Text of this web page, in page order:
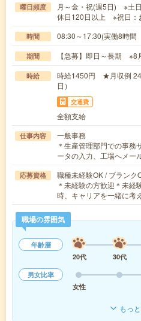
曜日頻度
月～金・祝(週5日) ※土
休日120日以上 ※祝日：
時間 08:30～17:30(実働8時
期間 【急募】即日～長期 ※8
時給
時給1450円 ★月収例
日）
交通費
全額支給
仕事内容
一般事務
＊生産管理部門での事務
ータの入力、工場へメ
応募資格
職種未経験OK / ブランク
＊未経験の方歓迎＊未経
時、キャリアを一緒に考
職場の雰囲気
年齢層
20代
30代
男女比率
女性
もっ